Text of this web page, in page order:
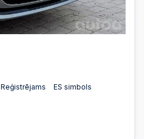
Reģistrējams
ES simbols